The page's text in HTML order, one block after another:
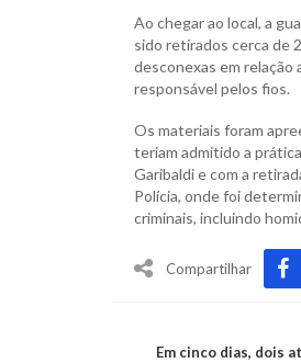
Ao chegar ao local, a
sido retirados cerca de
desconexas em
responsável pelos fios.
Os materiais foram
teriam admitido a
Garibaldi e com a
Polícia, onde foi
criminais, incluindo
Compartilhar
Em cinco dias, dois